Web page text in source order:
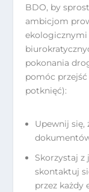
BDO, by
ambicjom
ekologicznymi
pokonania
pomóc
potknięć):
Upewnij się,
Skorzystaj
skontaktuj
przez każdy